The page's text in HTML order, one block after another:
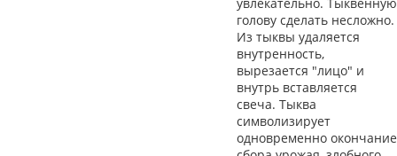
голову сделать несложно.
Из тыквы удаляется
внутренность,
вырезается "лицо" и
внутрь вставляется
свеча. Тыква
символизирует
одновременно окончание